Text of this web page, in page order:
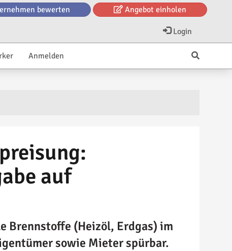
bewerten Angebot einholen
Login
Anmelden
auf
Brennstoffe (Heizöl, Erdgas) im
sowie Mieter spürbar.